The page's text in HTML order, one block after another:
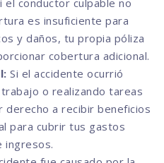
el conductor culpable no
es insuficiente para
y daños, tu propia póliza
cobertura adicional.
Si el accidente ocurrió
o realizando tareas
a recibir beneficios
para cubrir tus gastos
ingresos.